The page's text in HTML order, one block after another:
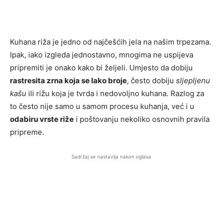
Kuhana riža je jedno od najčešćih jela na našim trpezama.
Ipak, iako izgleda jednostavno, mnogima ne uspijeva
pripremiti je onako kako bi željeli. Umjesto da dobiju
rastresita zrna koja se lako broje, često dobiju sljepljenu
kašu ili rižu koja je tvrda i nedovoljno kuhana. Razlog za
to često nije samo u samom procesu kuhanja, već i u
odabiru vrste riže i poštovanju nekoliko osnovnih pravila
pripreme.
Sadržaj se nastavlja nakon oglasa